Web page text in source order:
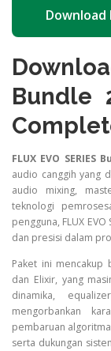
Download
Bundle
FLUX EVO
audio canggih yang
audio mixing,
teknologi
pengguna, FLUX
dan presisi dalam
Paket ini mencakup
dan Elixir, yang
dinamika,
mengorbankan
pembaruan
serta dukungan